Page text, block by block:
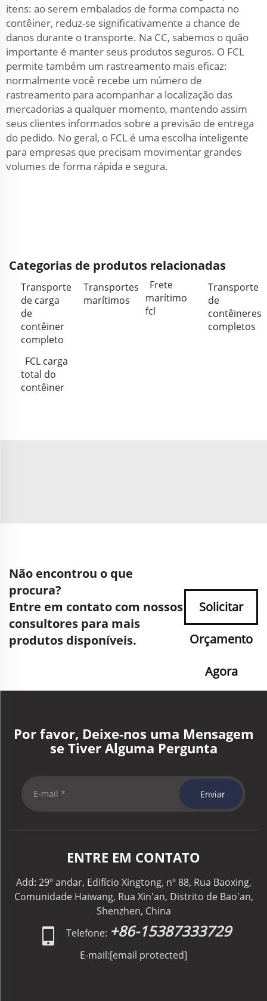
itens: ao serem embalados de forma compacta no
contêiner, reduz-se significativamente a chance de
danos durante o transporte. Na CC, sabemos o quão
importante é manter seus produtos seguros. O FCL
permite também um rastreamento mais eficaz:
normalmente você recebe um número de
rastreamento para acompanhar a localização das
mercadorias a qualquer momento, mantendo assim
seus clientes informados sobre a previsão de entrega
do pedido. No geral, o FCL é uma escolha inteligente
para empresas que precisam movimentar grandes
volumes de forma rápida e segura.
Categorias de produtos relacionadas
Transporte
de carga
de
contêiner
completo
Transportes
marítimos
Frete
marítimo
fcl
Transporte
de
contêineres
completos
FCL carga
total do
contêiner
Não encontrou o que
procura?
Entre em contato com nossos
consultores para mais
produtos disponíveis.
Solicitar
Orçamento
Agora
Por favor, Deixe-nos uma Mensagem
se Tiver Alguma Pergunta
Enviar
ENTRE EM CONTATO
Add: 29º andar, Edifício Xingtong, nº 88, Rua Baoxing,
Comunidade Haiwang, Rua Xin'an, Distrito de Bao'an,
Shenzhen, China
Telefone: +86-15387333729
E-mail:[email protected]